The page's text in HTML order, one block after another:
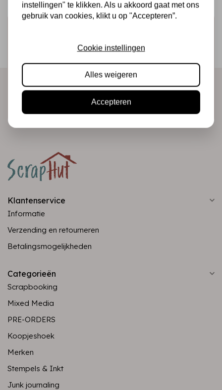
Ontvang als eerste onze actie en nieuwe producten
Klantenservice
Informatie
Verzending en retourneren
Betalingsmogelijkheden
Categorieën
Scrapbooking
Mixed Media
PRE-ORDERS
Koopjeshoek
Merken
Stempels & Inkt
Junk journaling
instellingen" te klikken. Als u akkoord gaat met ons
gebruik van cookies, klikt u op "Accepteren”.
Cookie instellingen
Alles weigeren
Accepteren